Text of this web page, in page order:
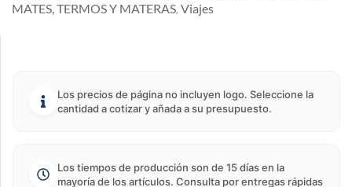
MATES, TERMOS Y MATERAS, Viajes
Los precios de página no incluyen logo. Seleccione la
cantidad a cotizar y añada a su presupuesto.
Los tiempos de producción son de 15 días en la
mayoría de los artículos. Consulta por entregas rápidas